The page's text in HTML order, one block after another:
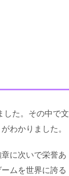
した。その中で文
わかりました。
に次いで栄誉あ
ムを世界に誇る